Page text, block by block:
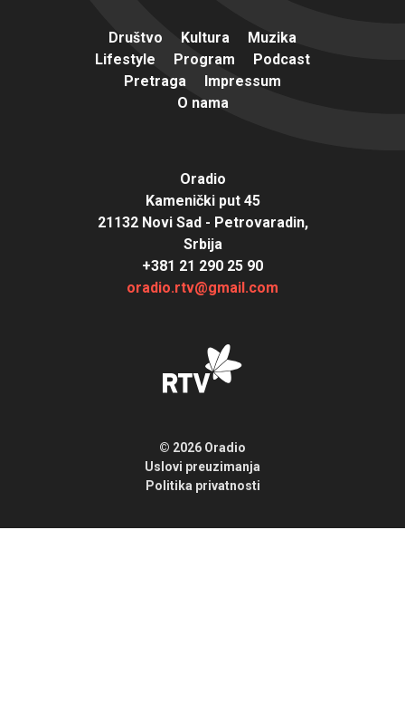
Društvo Kultura
Muzika
Lifestyle
Program
Podcast
Pretraga
Impressum
O nama
Oradio
Kamenički put 45
21132 Novi Sad - Petrovaradin,
Srbija
+381 21 290 25 90
oradio.rtv@gmail.com
© 2026 Oradio
Uslovi preuzimanja
Politika privatnosti